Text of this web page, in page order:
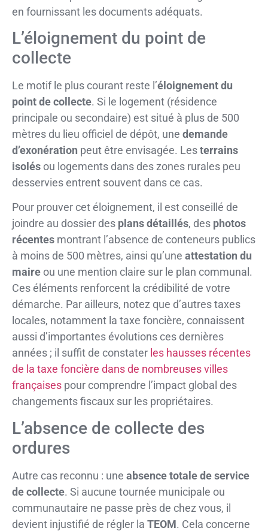
en fournissant les documents adéquats.
L’éloignement du point de
collecte
Le motif le plus courant reste l’éloignement du
point de collecte. Si le logement (résidence
principale ou secondaire) est situé à plus de 500
mètres du lieu officiel de dépôt, une demande
d’exonération peut être envisagée. Lesterrains
isolés ou logements dans des zones rurales peu
desservies entrent souvent dans ce cas.
Pour prouver cet éloignement, il est conseillé de
joindre au dossier des plans détaillés, des photos
récentes montrant l’absence de conteneurs publics
à moins de 500 mètres, ainsi qu’une attestation du
maire ou une mention claire sur le plan communal.
Ces éléments renforcent la crédibilité de votre
démarche. Par ailleurs, notez que d’autres taxes
locales, notamment la taxe foncière, connaissent
aussi d’importantes évolutions ces dernières
années ; il suffit de constater les hausses récentes
de la taxe foncière dans de nombreuses villes
françaises pour comprendre l’impact global des
changements fiscaux sur les propriétaires.
L’absence de collecte des
ordures
Autre cas reconnu : une absence totale de service
de collecte. Si aucune tournée municipale ou
communautaire ne passe près de chez vous, il
devient injustifié de régler la TEOM. Cela concerne